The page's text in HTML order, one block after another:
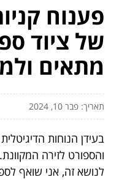
פענוח
של ציוד
מתאים
תאריך: פבר 10, 2024
בעידן הנוחות
והספורט לזירה
לנושא זה, אני שואף